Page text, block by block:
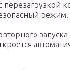
перезагрузкой
режим.